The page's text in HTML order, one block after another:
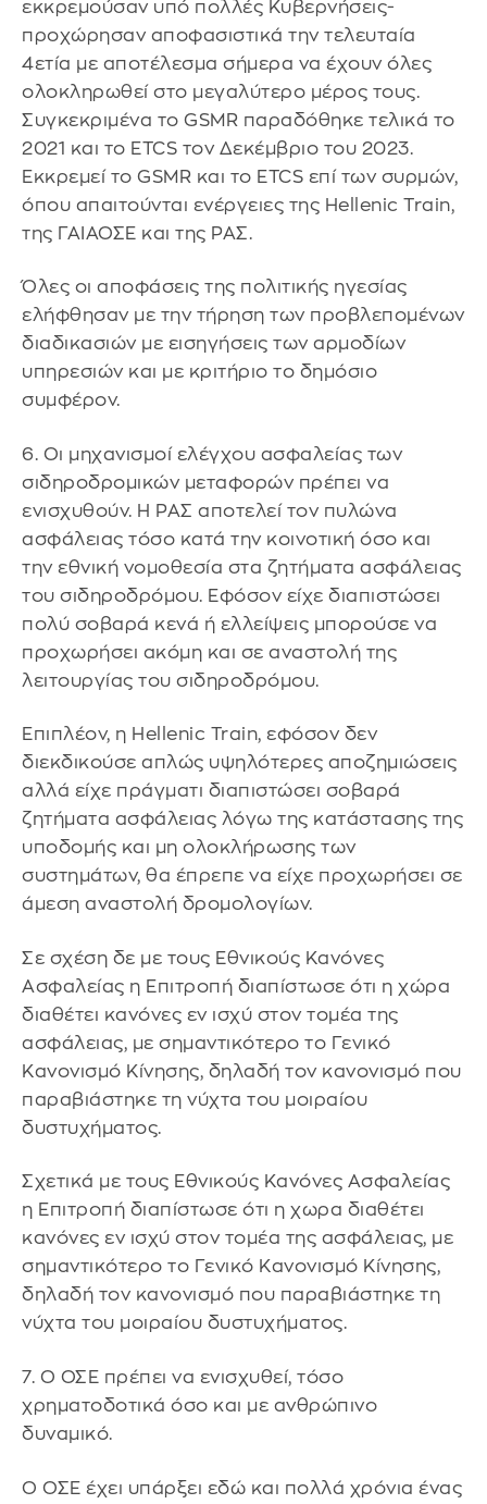
εκκρεμούσαν υπό πολλές Κυβερνήσεις-
προχώρησαν αποφασιστικά την τελευταία
4ετία με αποτέλεσμα σήμερα να έχουν όλες
ολοκληρωθεί στο μεγαλύτερο μέρος τους.
Συγκεκριμένα το GSMR παραδόθηκε τελικά το
2021 και το ETCS τον Δεκέμβριο του 2023.
Εκκρεμεί το GSMR και το ETCS επί των συρμών,
όπου απαιτούνται ενέργειες της Hellenic Train,
της ΓΑΙΑΟΣΕ και της ΡΑΣ.
Όλες οι αποφάσεις της πολιτικής ηγεσίας
ελήφθησαν με την τήρηση των προβλεπομένων
διαδικασιών με εισηγήσεις των αρμοδίων
υπηρεσιών και με κριτήριο το δημόσιο
συμφέρον.
6. Οι μηχανισμοί ελέγχου ασφαλείας των
σιδηροδρομικών μεταφορών πρέπει να
ενισχυθούν. Η ΡΑΣ αποτελεί τον πυλώνα
ασφάλειας τόσο κατά την κοινοτική όσο και
την εθνική νομοθεσία στα ζητήματα ασφάλειας
του σιδηροδρόμου. Εφόσον είχε διαπιστώσει
πολύ σοβαρά κενά ή ελλείψεις μπορούσε να
προχωρήσει ακόμη και σε αναστολή της
λειτουργίας του σιδηροδρόμου.
Επιπλέον, η Hellenic Train, εφόσον δεν
διεκδικούσε απλώς υψηλότερες αποζημιώσεις
αλλά είχε πράγματι διαπιστώσει σοβαρά
ζητήματα ασφάλειας λόγω της κατάστασης της
υποδομής και μη ολοκλήρωσης των
συστημάτων, θα έπρεπε να είχε προχωρήσει σε
άμεση αναστολή δρομολογίων.
Σε σχέση δε με τους Εθνικούς Κανόνες
Ασφαλείας η Επιτροπή διαπίστωσε ότι η χώρα
διαθέτει κανόνες εν ισχύ στον τομέα της
ασφάλειας, με σημαντικότερο το Γενικό
Κανονισμό Κίνησης, δηλαδή τον κανονισμό που
παραβιάστηκε τη νύχτα του μοιραίου
δυστυχήματος.
Σχετικά με τους Εθνικούς Κανόνες Ασφαλείας
η Επιτροπή διαπίστωσε ότι η χωρα διαθέτει
κανόνες εν ισχύ στον τομέα της ασφάλειας, με
σημαντικότερο το Γενικό Κανονισμό Κίνησης,
δηλαδή τον κανονισμό που παραβιάστηκε τη
νύχτα του μοιραίου δυστυχήματος.
7. Ο ΟΣΕ πρέπει να ενισχυθεί, τόσο
χρηματοδοτικά όσο και με ανθρώπινο
δυναμικό.
Ο ΟΣΕ έχει υπάρξει εδώ και πολλά χρόνια ένας